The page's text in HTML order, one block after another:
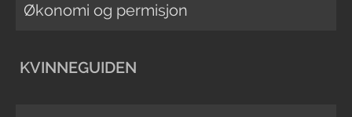
Økonomi og permisjon
KVINNEGUIDEN